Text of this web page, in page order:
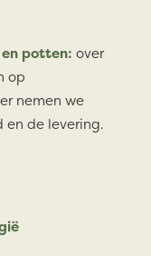
potten: over
op
nemen we
en de levering.